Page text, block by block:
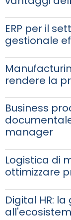
ERP per il
gestionale
rendere la
Business
manager
Logistica di
ottimizzare
Digital HR: